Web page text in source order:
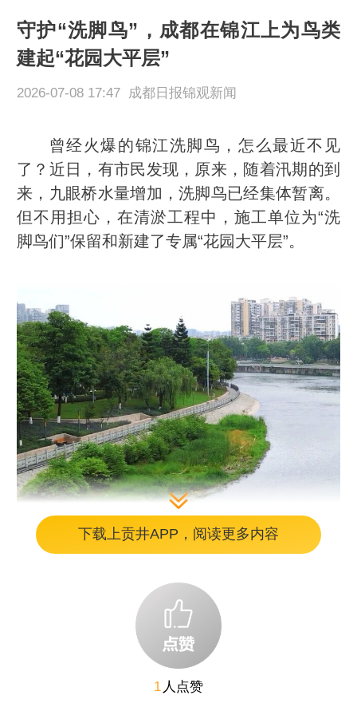
守护“洗脚鸟”，成都在锦江上为鸟类
建起“花园大平层”
2026-07-08 17:47 成都日报锦观新闻
曾经火爆的锦江洗脚鸟，怎么最近不见
了？近日，有市民发现，原来，随着汛期的到
来，九眼桥水量增加，洗脚鸟已经集体暂离。
但不用担心，在清淤工程中，施工单位为“洗
脚鸟们”保留和新建了专属“花园大平层”。
图片
全线为鸟儿提供11处“鸟岛”
“其实这不是某一方的突发奇想，而是一
次多方合力的生态共识。”说起这件事的起
下载上贡井APP，阅读更多内容
1 人点赞